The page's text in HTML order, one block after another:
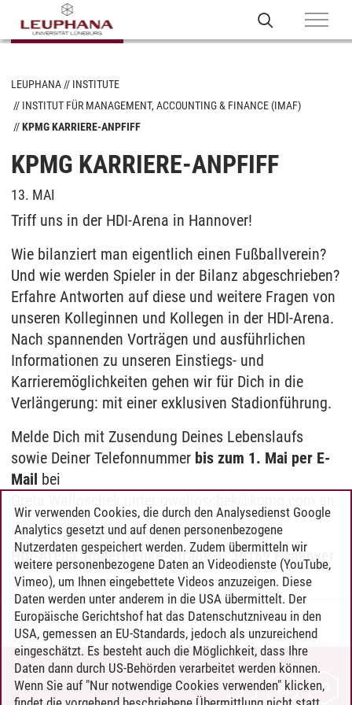
LEUPHANA
INSTITUTE
INSTITUT FÜR MANAGEMENT, ACCOUNTING & FINANCE (IMAF)
KPMG KARRIERE-ANPFIFF
KPMG KARRIERE-ANPFIFF
13. MAI
Triff uns in der HDI-Arena in Hannover!
Wie bilanziert man eigentlich einen Fußballverein?
Und wie werden Spieler in der Bilanz abgeschrieben?
Erfahre Antworten auf diese und weitere Fragen von
unseren Kolleginnen und Kollegen in der HDI-Arena.
Nach spannenden Vorträgen und ausführlichen
Informationen zu unseren Einstiegs- und
Karrieremöglichkeiten gehen wir für Dich in die
Verlängerung: mit einer exklusiven Stadionführung.
Melde Dich mit Zusendung Deines Lebenslaufs
sowie Deiner Telefonnummer bis zum 1. Mai per E-
Mail bei
13. Mai 2016 von 10.00 Uhr bis 16.00 Uhr
HDI-Arena, Robert-Enke-Straße 1, 30169 Hannover
Prof. Dr. Patrick Velte/13.05.2016
KONTAKT
Wir verwenden Cookies, die durch den Analysedienst Google
Analytics gesetzt und auf denen personenbezogene
Nutzerdaten gespeichert werden. Zudem übermitteln wir
weitere personenbezogene Daten an Videodienste (YouTube,
Vimeo), um Ihnen eingebettete Videos anzuzeigen. Diese
Daten werden unter anderem in die USA übermittelt. Der
Europäische Gerichtshof hat das Datenschutzniveau in den
USA, gemessen an EU-Standards, jedoch als unzureichend
eingeschätzt. Es besteht auch die Möglichkeit, dass Ihre
Daten dann durch US-Behörden verarbeitet werden können.
Wenn Sie auf "Nur notwendige Cookies verwenden" klicken,